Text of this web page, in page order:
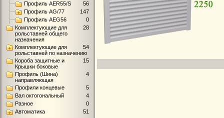
56
Профиль AER55/S
147
Профиль AG/77
0
Профиль AEG56
28
Комплектующие для
рольставней общего
назначения
54
Комплектующие для
рольставней по назначению
15
Короба защитные и
Крышки боковые
4
Профиль (Шина)
направляющая
5
Профили концевые
4
Вал октогональный
0
Разное
51
Автоматика